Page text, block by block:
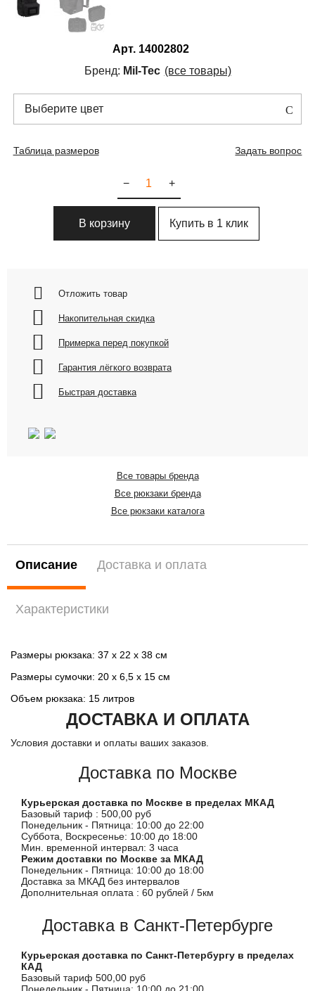
Арт. 14002802
Бренд: Mil-Tec (все товары)
Выберите цвет
Таблица размеров Задать вопрос
+
−
В корзину Купить в 1 клик
Отложить товар
Накопительная скидка
Примерка перед покупкой
Гарантия лёгкого возврата
Быстрая доставка
Все товары бренда
Все рюкзаки бренда
Все рюкзаки каталога
Описание Доставка и оплата
Характеристики
Размеры рюкзака: 37 x 22 x 38 cм
Размеры сумочки: 20 x 6,5 x 15 cм
Объем рюкзака: 15 литров
ДОСТАВКА И ОПЛАТА
Условия доставки и оплаты ваших заказов.
Доставка по Москве
Курьерская доставка по Москве в пределах МКАД
Базовый тариф : 500,00 руб
Понедельник - Пятница: 10:00 до 22:00
Суббота, Воскресенье: 10:00 до 18:00
Мин. временной интервал: 3 часа
Режим доставки по Москве за МКАД
Понедельник - Пятница: 10:00 до 18:00
Доставка за МКАД без интервалов
Дополнительная оплата : 60 рублей / 5км
Доставка в Санкт-Петербурге
Курьерская доставка по Санкт-Петербургу в пределах
КАД
Базовый тариф 500,00 руб